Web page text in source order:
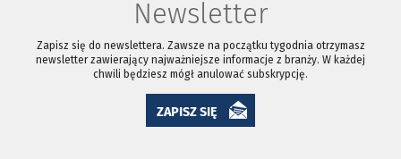
Newsletter
Zapisz się do newslettera. Zawsze na początku tygodnia otrzymasz
newsletter zawierający najważniejsze informacje z branży. W każdej
chwili będziesz mógł anulować subskrypcję.
ZAPISZ SIĘ